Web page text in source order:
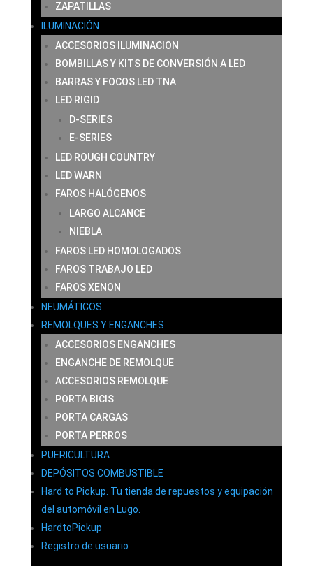
ZAPATILLAS
ILUMINACIÓN
ACCESORIOS ILUMINACION
BOMBILLAS Y KITS DE CONVERSIÓN A LED
BARRAS Y FOCOS LED TNA
LED RIGID
D-SERIES
E-SERIES
LED ROUGH COUNTRY
LED WARN
FAROS HALÓGENOS
LARGO ALCANCE
NIEBLA
FAROS LED HOMOLOGADOS
FAROS TRABAJO LED
FAROS XENON
NEUMÁTICOS
REMOLQUES Y ENGANCHES
ACCESORIOS ENGANCHES
ENGANCHE DE REMOLQUE
ACCESORIOS REMOLQUE
PORTA BICIS
PORTA CARGAS
PORTA PERROS
PUERICULTURA
DEPÓSITOS COMBUSTIBLE
Hard to Pickup. Tu tienda de repuestos y equipación
del automóvil en Lugo.
HardtoPickup
Registro de usuario